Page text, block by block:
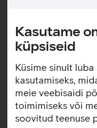
Kasutame
küpsiseid
Küsime sinult
kasutamiseks,
meie veebisaidi
toimimiseks või
soovitud teenuse
disaini, kerge
ühenduse. Selle mugav
praktilise valiku nii kodu‑
1000 dpi sensor.
2.4 GHz ühendus
Hiir on mõeldud nii
Kasulikud lingid